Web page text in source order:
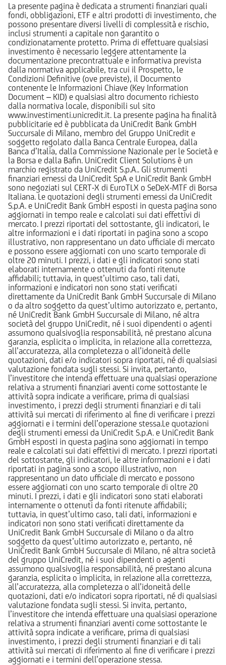
La presente pagina è dedicata a strumenti finanziari quali
fondi, obbligazioni, ETF e altri prodotti di investimento, che
possono presentare diversi livelli di complessità e rischio,
inclusi strumenti a capitale non garantito o
condizionatamente protetto. Prima di effettuare qualsiasi
investimento è necessario leggere attentamente la
documentazione precontrattuale e informativa prevista
dalla normativa applicabile, tra cui il Prospetto, le
Condizioni Definitive (ove previste), il Documento
contenente le Informazioni Chiave (Key Information
Document – KID) e qualsiasi altro documento richiesto
dalla normativa locale, disponibili sul sito
www.investimenti.unicredit.it. La presente pagina ha finalità
pubblicitarie ed è pubblicata da UniCredit Bank GmbH
Succursale di Milano, membro del Gruppo UniCredit e
soggetto regolato dalla Banca Centrale Europea, dalla
Banca d’Italia, dalla Commissione Nazionale per le Società e
la Borsa e dalla Bafin. UniCredit Client Solutions è un
marchio registrato da UniCredit S.p.A.. Gli strumenti
finanziari emessi da UniCredit SpA e UniCredit Bank GmbH
sono negoziati sul CERT-X di EuroTLX o SeDeX-MTF di Borsa
Italiana. Le quotazioni degli strumenti emessi da UniCredit
S.p.A. e UniCredit Bank GmbH esposti in questa pagina sono
aggiornati in tempo reale e calcolati sui dati effettivi di
mercato. I prezzi riportati del sottostante, gli indicatori, le
altre informazioni e i dati riportati in pagina sono a scopo
illustrativo, non rappresentano un dato ufficiale di mercato
e possono essere aggiornati con uno scarto temporale di
oltre 20 minuti. I prezzi, i dati e gli indicatori sono stati
elaborati internamente o ottenuti da fonti ritenute
affidabili; tuttavia, in quest’ultimo caso, tali dati,
informazioni e indicatori non sono stati verificati
direttamente da UniCredit Bank GmbH Succursale di Milano
o da altro soggetto da quest’ultimo autorizzato e, pertanto,
né UniCredit Bank GmbH Succursale di Milano, né altra
società del gruppo UniCredit, né i suoi dipendenti o agenti
assumono qualsivoglia responsabilità, né prestano alcuna
garanzia, esplicita o implicita, in relazione alla correttezza,
all’accuratezza, alla completezza o all’idoneità delle
quotazioni, dati e/o indicatori sopra riportati, né di qualsiasi
valutazione fondata sugli stessi. Si invita, pertanto,
l’investitore che intenda effettuare una qualsiasi operazione
relativa a strumenti finanziari aventi come sottostante le
attività sopra indicate a verificare, prima di qualsiasi
investimento, i prezzi degli strumenti finanziari e di tali
attività sui mercati di riferimento al fine di verificare i prezzi
aggiornati e i termini dell’operazione stessa.Le quotazioni
degli strumenti emessi da UniCredit S.p.A. e UniCredit Bank
GmbH esposti in questa pagina sono aggiornati in tempo
reale e calcolati sui dati effettivi di mercato. I prezzi riportati
del sottostante, gli indicatori, le altre informazioni e i dati
riportati in pagina sono a scopo illustrativo, non
rappresentano un dato ufficiale di mercato e possono
essere aggiornati con uno scarto temporale di oltre 20
minuti. I prezzi, i dati e gli indicatori sono stati elaborati
internamente o ottenuti da fonti ritenute affidabili;
tuttavia, in quest’ultimo caso, tali dati, informazioni e
indicatori non sono stati verificati direttamente da
UniCredit Bank GmbH Succursale di Milano o da altro
soggetto da quest’ultimo autorizzato e, pertanto, né
UniCredit Bank GmbH Succursale di Milano, né altra società
del gruppo UniCredit, né i suoi dipendenti o agenti
assumono qualsivoglia responsabilità, né prestano alcuna
garanzia, esplicita o implicita, in relazione alla correttezza,
all’accuratezza, alla completezza o all’idoneità delle
quotazioni, dati e/o indicatori sopra riportati, né di qualsiasi
valutazione fondata sugli stessi. Si invita, pertanto,
l’investitore che intenda effettuare una qualsiasi operazione
relativa a strumenti finanziari aventi come sottostante le
attività sopra indicate a verificare, prima di qualsiasi
investimento, i prezzi degli strumenti finanziari e di tali
attività sui mercati di riferimento al fine di verificare i prezzi
aggiornati e i termini dell’operazione stessa.